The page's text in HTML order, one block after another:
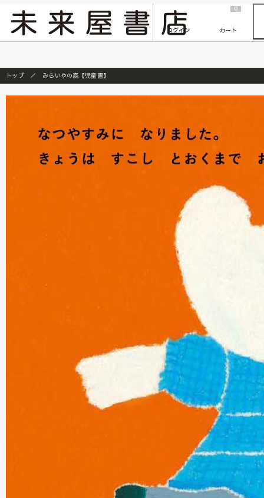
『ONE PIECE magazine 021 ONE PIECEカード付き同梱版』発売延期のご案内
ログイン
0
カート
トップ みらいやの森【児童書】